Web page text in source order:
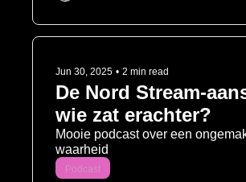
Jun 30, 2025 • 2 min read
De Nord Stream-
wie zat erachter?
Mooie podcast over een
Podcast